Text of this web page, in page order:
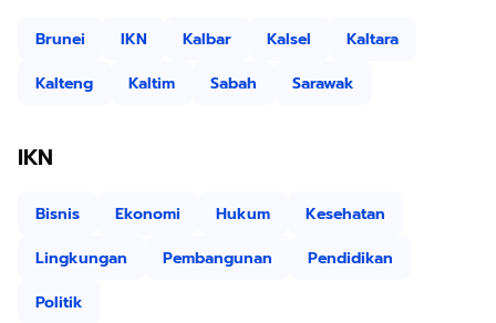
Brunei IKN Kalbar Kalsel
Kaltara
Kalteng
Kaltim Sabah Sarawak
IKN
Bisnis Ekonomi Hukum
Kesehatan
Lingkungan
Pembangunan
Pendidikan
Politik